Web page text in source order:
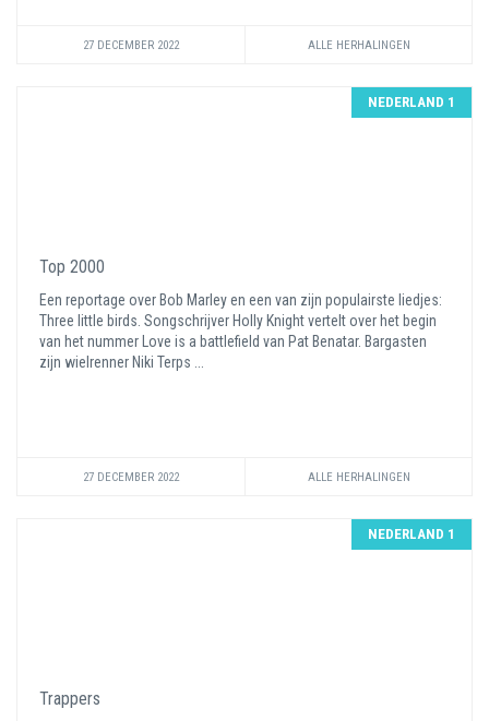
27 DECEMBER 2022 ALLE HERHALINGEN
NEDERLAND 1
Top 2000
Een reportage over Bob Marley en een van zijn populairste liedjes:
Three little birds. Songschrijver Holly Knight vertelt over het begin
van het nummer Love is a battlefield van Pat Benatar. Bargasten
zijn wielrenner Niki Terps ...
27 DECEMBER 2022 ALLE HERHALINGEN
NEDERLAND 1
Trappers